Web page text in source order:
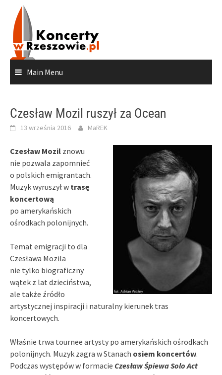
content
Main Menu
Czesław Mozil ruszył za Ocean
13 września 2016 MaREK
Czesław Mozil znowu
nie pozwala zapomnieć
o polskich emigrantach.
Muzyk wyruszył w trasę
koncertową
po amerykańskich
ośrodkach polonijnych.
Temat emigracji to dla
Czesława Mozila
nie tylko biograficzny
wątek z lat dzieciństwa,
ale także źródło
artystycznej inspiracji i naturalny kierunek tras
koncertowych.
Właśnie trwa tournee artysty po amerykańskich ośrodkach
polonijnych. Muzyk zagra w Stanach osiem koncertów.
Podczas występów w formacie Czesław Śpiewa Solo Act